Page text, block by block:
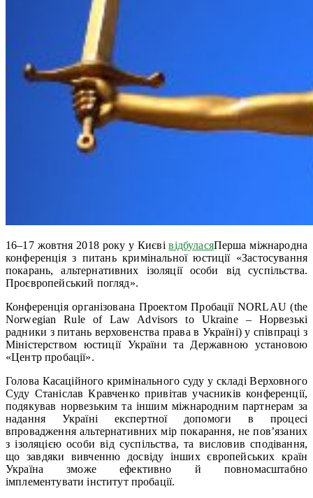
16–17 жовтня 2018 року у КиєвівідбуласяПерша міжнародна
конференція з питань кримінальної юстиції «Застосування
покарань, альтернативних ізоляції особи від суспільства.
Проєвропейський погляд».
Конференція організована Проектом Пробації NORLAU (the
Norwegian Rule of Law Advisors to Ukraine – Норвезькі
радники з питань верховенства права в Україні) у співпраці з
Міністерством юстиції України та Державною установою
«Центр пробації».
Голова Касаційного кримінального суду у складі Верховного
Суду Станіслав Кравченко привітав учасників конференції,
подякував норвезьким та іншим міжнародним партнерам за
надання Україні експертної допомоги в процесі
впровадження альтернативних мір покарання, не пов’язаних
з ізоляцією особи від суспільства, та висловив сподівання,
що завдяки вивченню досвіду інших європейських країн
Україна зможе ефективно й повномасштабно
імплементувати інститут пробації.